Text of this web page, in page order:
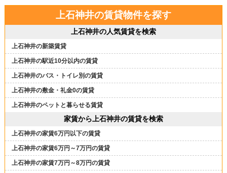
上石神井の賃貸物件を探す
上石神井の人気賃貸を検索
上石神井の新築賃貸
上石神井の駅近10分以内の賃貸
上石神井のバス・トイレ別の賃貸
上石神井の敷金・礼金0の賃貸
上石神井のペットと暮らせる賃貸
家賃から上石神井の賃貸を検索
上石神井の家賃6万円以下の賃貸
上石神井の家賃6万円～7万円の賃貸
上石神井の家賃7万円～8万円の賃貸